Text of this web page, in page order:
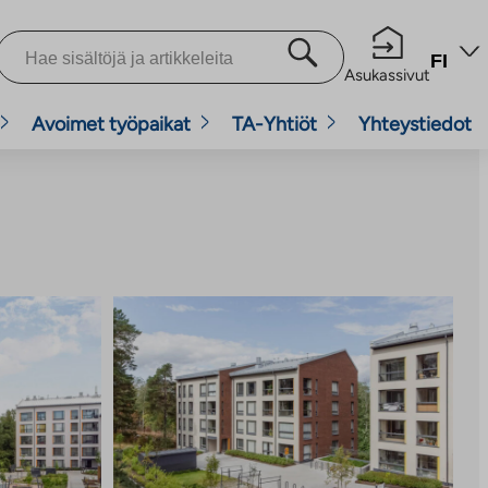
Asukassivut
FI
Avoimet työpaikat TA-Yhtiöt Yhteystiedot